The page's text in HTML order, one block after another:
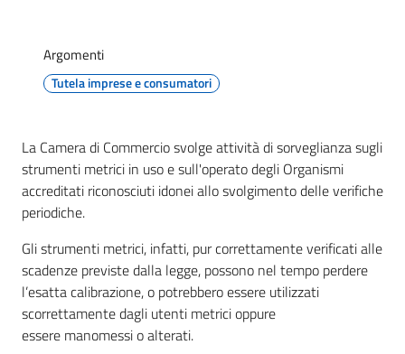
e
Sostenibile
La
Camera
Argomenti
Tutela imprese e consumatori
La Camera di Commercio svolge attività di sorveglianza sugli
strumenti metrici in uso e sull'operato degli Organismi
accreditati riconosciuti idonei allo svolgimento delle verifiche
periodiche.
Gli strumenti metrici, infatti, pur correttamente verificati alle
scadenze previste dalla legge, possono nel tempo perdere
l’esatta calibrazione, o potrebbero essere utilizzati
scorrettamente dagli utenti metrici oppure
essere manomessi o alterati.